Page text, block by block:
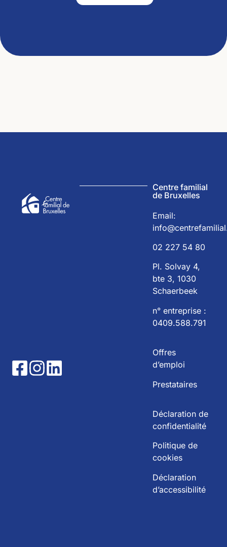
Centre familial
de Bruxelles
Email:
02 227 54 80
Pl. Solvay 4,
bte 3, 1030
Schaerbeek
n° entreprise :
0409.588.791
Offres
d’emploi
Prestataires
Déclaration de
confidentialité
Politique de
cookies
Déclaration
d’accessibilité